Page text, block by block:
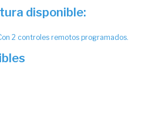
disponible:
2 controles remotos programados.